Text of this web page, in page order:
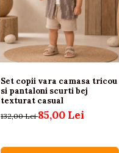
Set copii vara camasa tricou
si pantaloni scurti bej
texturat casual
132,00 Lei85,00 Lei